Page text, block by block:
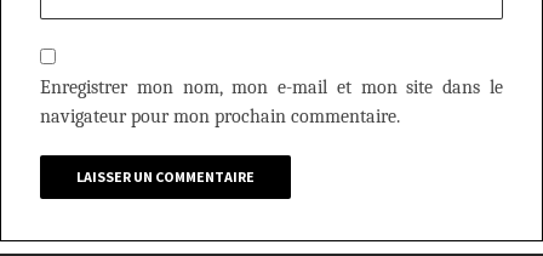
Enregistrer mon nom, mon e-mail et mon site dans le
navigateur pour mon prochain commentaire.